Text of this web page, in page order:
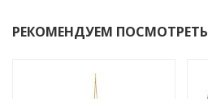
РЕКОМЕНДУЕМ ПОСМОТРЕТЬ